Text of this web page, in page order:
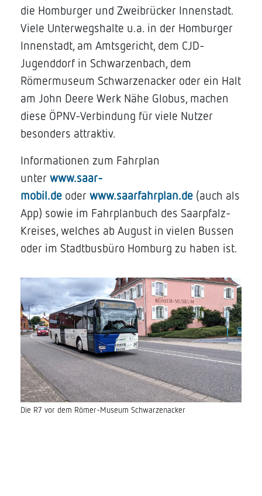
die Homburger und Zweibrücker Innenstadt.
Viele Unterwegshalte u.a. in der Homburger
Innenstadt, am Amtsgericht, dem CJD-
Jugenddorf in Schwarzenbach, dem
Römermuseum Schwarzenacker oder ein Halt
am John Deere Werk Nähe Globus, machen
diese ÖPNV-Verbindung für viele Nutzer
besonders attraktiv.
Informationen zum Fahrplan
unter www.saar-
mobil.de oder www.saarfahrplan.de (auch als
App) sowie im Fahrplanbuch des Saarpfalz-
Kreises, welches ab August in vielen Bussen
oder im Stadtbusbüro Homburg zu haben ist.
Die R7 vor dem Römer-Museum Schwarzenacker